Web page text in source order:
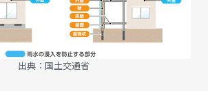
出典： 国土交通省